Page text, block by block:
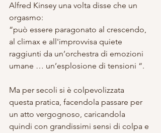
Alfred Kinsey una volta disse che un
orgasmo:
“può essere paragonato al crescendo,
al climax e all'improvvisa quiete
raggiunti da un’orchestra di emozioni
umane … un’esplosione di tensioni “.
Ma per secoli si è colpevolizzata
questa pratica, facendola passare per
un atto vergognoso, caricandola
quindi con grandissimi sensi di colpa e